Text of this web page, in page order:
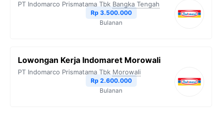
PT Indomarco Prismatama Tbk Bangka Tengah
Rp 3.500.000
Bulanan
Lowongan Kerja Indomaret Morowali
PT Indomarco Prismatama Tbk Morowali
Rp 2.600.000
Bulanan